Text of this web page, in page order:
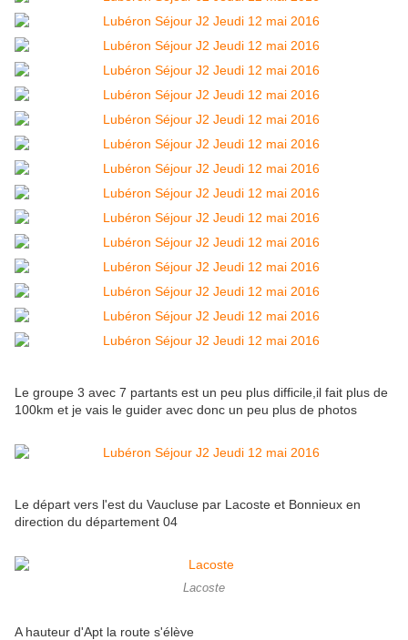
Le groupe 3 avec 7 partants est un peu plus difficile,il fait plus de
100km et je vais le guider avec donc un peu plus de photos
Le départ vers l'est du Vaucluse par Lacoste et Bonnieux en
direction du département 04
Lacoste
A hauteur d'Apt la route s'élève